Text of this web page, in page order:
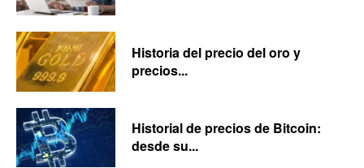
Historia del precio del oro y
precios...
Historial de precios de Bitcoin:
desde su...